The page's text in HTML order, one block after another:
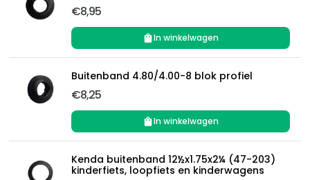
€8,95
In winkelwagen
Buitenband 4.80/4.00-8 blok profiel
€8,25
In winkelwagen
Kenda buitenband 12½x1.75x2¼ (47-203)
kinderfiets, loopfiets en kinderwagens